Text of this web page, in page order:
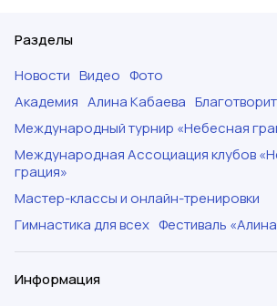
Разделы
Новости Видео Фото
Академия Алина Кабаева
Международный турнир «Небесная
Международная Ассоциация клубов
грация»
Мастер-классы и онлайн-тренировки
Гимнастика для всех Фестиваль
Информация